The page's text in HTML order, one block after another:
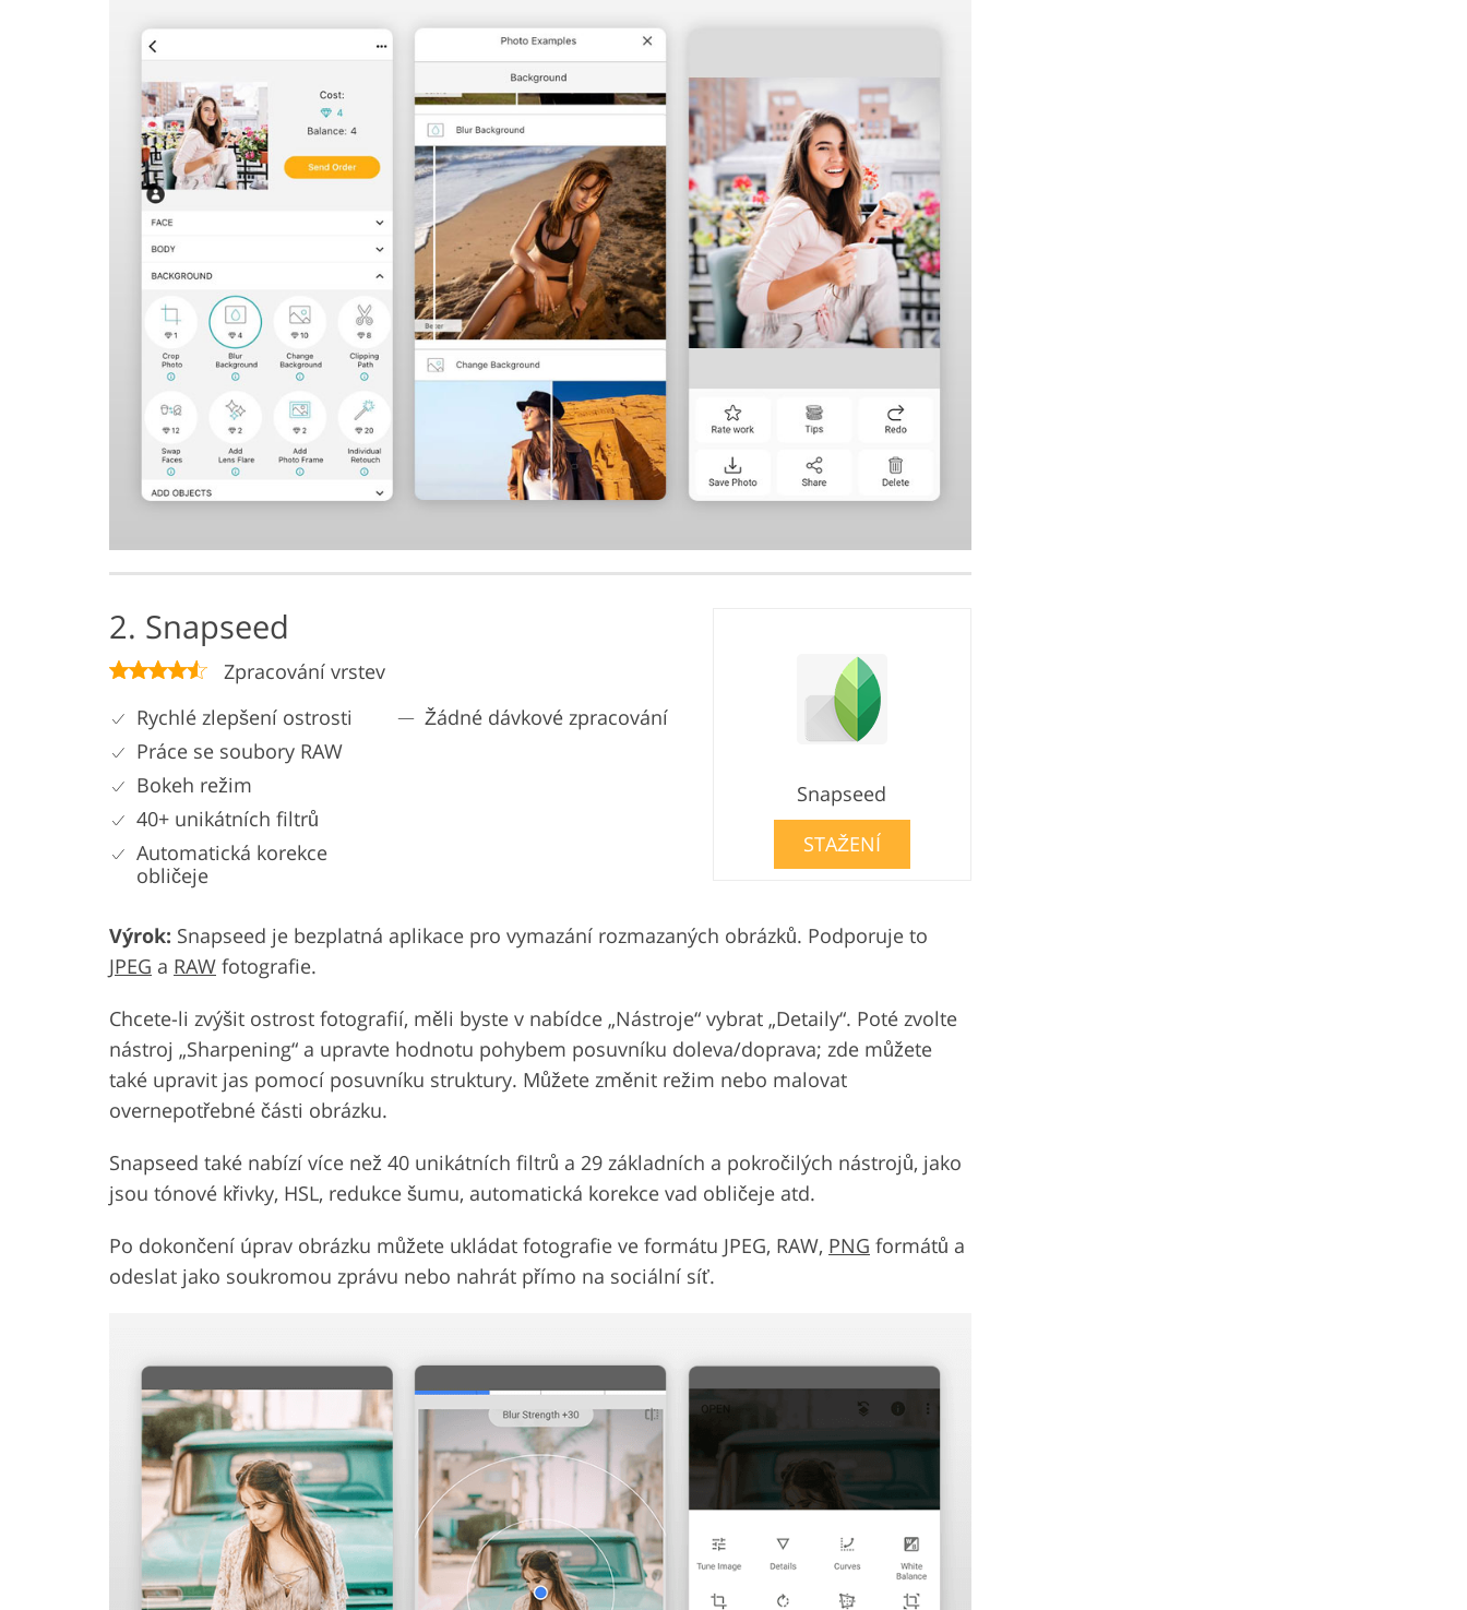
2. Snapseed
Zpracování vrstev
Rychlé zlepšení ostrosti
Práce se soubory RAW
Bokeh režim
40+ unikátních filtrů
Automatická korekce
obličeje
Žádné dávkové zpracování
Snapseed
STAŽENÍ
Výrok: Snapseed je bezplatná aplikace pro vymazání rozmazaných obrázků. Podporuje to
JPEG a RAW fotografie.
Chcete-li zvýšit ostrost fotografií, měli byste v nabídce „Nástroje“ vybrat „Detaily“. Poté zvolte
nástroj „Sharpening“ a upravte hodnotu pohybem posuvníku doleva/doprava; zde můžete
také upravit jas pomocí posuvníku struktury. Můžete změnit režim nebo malovat
overnepotřebné části obrázku.
Snapseed také nabízí více než 40 unikátních filtrů a 29 základních a pokročilých nástrojů, jako
jsou tónové křivky, HSL, redukce šumu, automatická korekce vad obličeje atd.
Po dokončení úprav obrázku můžete ukládat fotografie ve formátu JPEG, RAW, PNG formátů a
odeslat jako soukromou zprávu nebo nahrát přímo na sociální síť.